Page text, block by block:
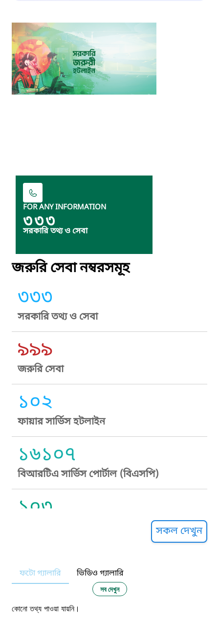
FOR ANY INFORMATION
৩৩৩
সরকারি তথ্য ও সেবা
জরুরি সেবা নম্বরসমূহ
৩৩৩
সরকারি তথ্য ও সেবা
৯৯৯
জরুরি সেবা
১০২
ফায়ার সার্ভিস হটলাইন
১৬১০৭
বিআরটিএ সার্ভিস পোর্টাল (বিএসপি)
১০৩
নারী ও শিশু নির্যাতন প্রতিরোধ
১০৬
সকল দেখুন
ফটো গ্যালারি ভিডিও গ্যালারি
সব দেখুন
কোনো তথ্য পাওয়া যায়নি।